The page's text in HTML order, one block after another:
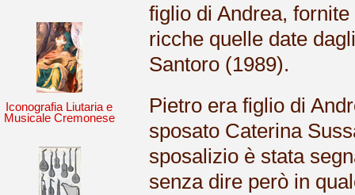
Iconografia Liutaria e
Musicale Cremonese
figlio di Andrea,
ricche quelle date
Santoro (1989).
Pietro era figlio di
sposato Caterina
sposalizio è stata
senza dire però in